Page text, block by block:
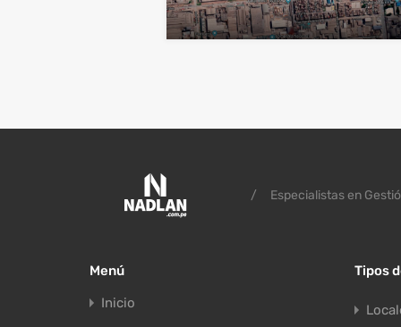
/ Especialistas en
Menú
Inicio
Tipos